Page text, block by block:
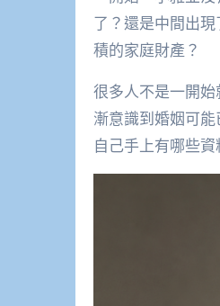
了？還是中間出
積的家庭財產？
很多人不是一開
漸意識到婚姻可
自己手上有哪些